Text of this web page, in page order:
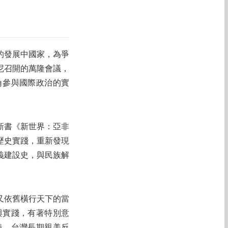
發展中國家，為爭
開的萬隆會議，
與國際政治的實
書《新世界：亞非
史實踐，重新發現
建設史，與民族解
依舊橫行天下的當
踐，有著特別意